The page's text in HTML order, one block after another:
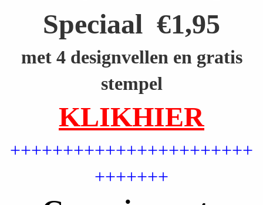
Speciaal €1,95
met 4 designvellen en gratis
stempel
KLIKHIER
+++++++++++++++++++++++
+++++++